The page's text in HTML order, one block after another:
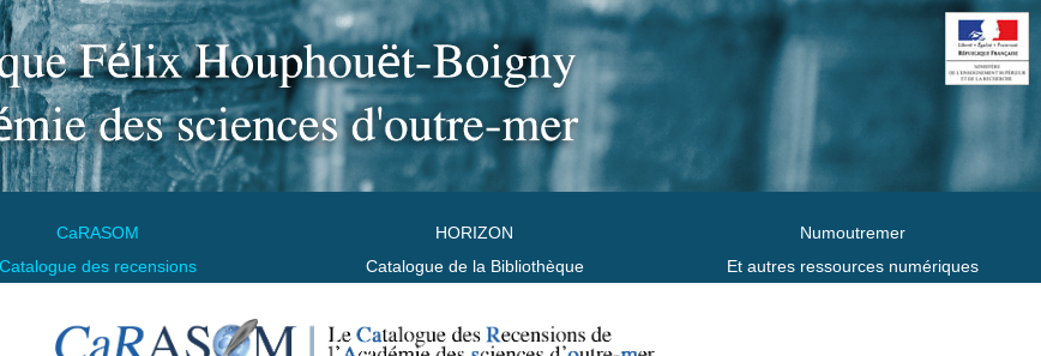
CaRASOM
Catalogue des recensions
HORIZON
Catalogue de la Bibliothèque
Numoutremer
Et autres ressources numériques